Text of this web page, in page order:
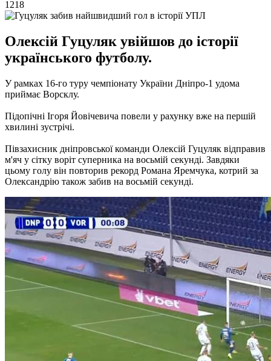
1218
Олексій Гуцуляк увійшов до історії
українського футболу.
У рамках 16-го туру чемпіонату України Дніпро-1 удома
приймає Ворсклу.
Підопічні Ігоря Йовічевича повели у рахунку вже на першій
хвилині зустрічі.
Півзахисник дніпровської команди Олексій Гуцуляк відправив
м'яч у сітку воріт суперника на восьмій секунді. Завдяки
цьому голу він повторив рекорд Романа Яремчука, котрий за
Олександрію також забив на восьмій секунді.